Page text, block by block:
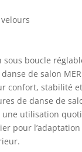
sous boucle
de salon
confort, stabilité
de danse de
utilisation
pour l’adaptation